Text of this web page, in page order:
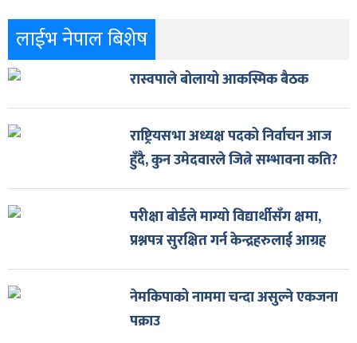
लाईभ नेपाल बिशेष
रास्वपाले बोलायो आकस्मिक बैठक
राष्ट्रियसभा अध्यक्ष पदको निर्वाचन आज
हुँदै, कुन उमेदवारले जित्ने सम्भावना कति?
परीक्षा बोर्डले माग्यो विद्यार्थीसँग क्षमा,
प्रश्नपत्र सुरक्षित गर्न केन्द्रहरुलाई आग्रह
नेमकिपाको नाममा चन्दा असुल्ने एकजना
पक्राउ